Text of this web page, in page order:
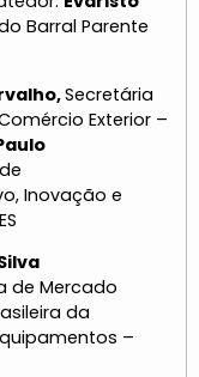
Barral Parente
Secretária
Exterior –
Inovação e
de Mercado
da
–